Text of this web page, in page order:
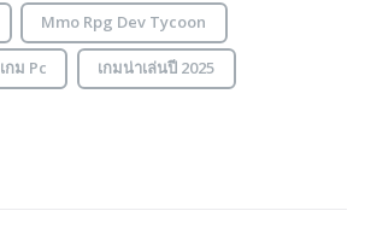
Mmo Rpg Dev Tycoon
เกม Pc เกมน่าเล่นปี 2025